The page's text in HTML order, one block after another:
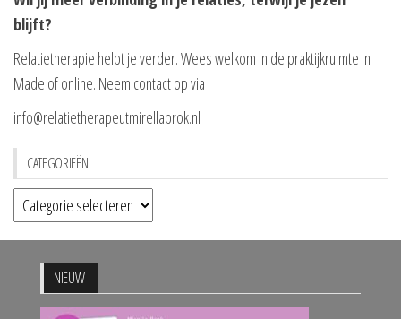
blijft?
Relatietherapie helpt je verder. Wees welkom in de praktijkruimte in
Made of online. Neem contact op via
info@relatietherapeutmirellabrok.nl
CATEGORIEËN
Categorieën
NIEUW